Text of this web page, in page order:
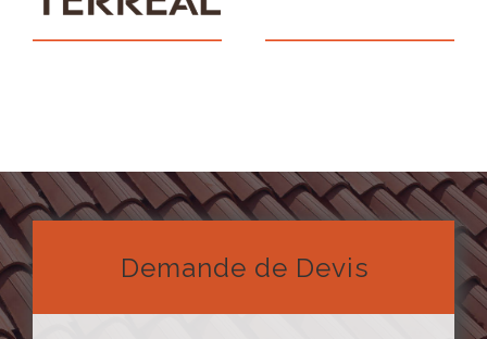
Demande de Devis